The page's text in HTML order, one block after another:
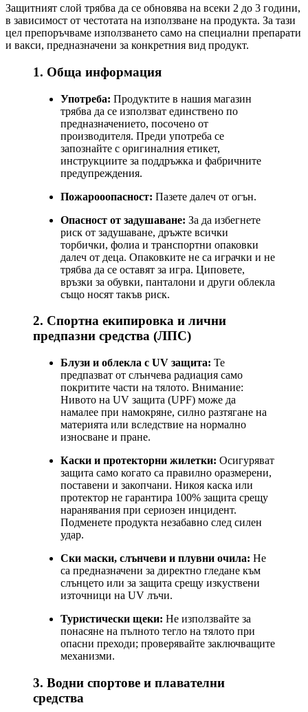
Защитният слой трябва да се обновява на всеки 2 до 3 години,
в зависимост от честотата на използване на продукта. За тази
цел препоръчваме използването само на специални препарати
и вакси, предназначени за конкретния вид продукт.
1. Обща информация
Употреба: Продуктите в нашия магазин
трябва да се използват единствено по
предназначението, посочено от
производителя. Преди употреба се
запознайте с оригиналния етикет,
инструкциите за поддръжка и фабричните
предупреждения.
Пожарооопасност: Пазете далеч от огън.
Опасност от задушаване: За да избегнете
риск от задушаване, дръжте всички
торбички, фолиа и транспортни опаковки
далеч от деца. Опаковките не са играчки и не
трябва да се оставят за игра. Циповете,
връзки за обувки, панталони и други облекла
също носят такъв риск.
2. Спортна екипировка и лични
предпазни средства (ЛПС)
Блузи и облекла с UV защита: Те
предпазват от слънчева радиация само
покритите части на тялото. Внимание:
Нивото на UV защита (UPF) може да
намалее при намокряне, силно разтягане на
материята или вследствие на нормално
износване и пране.
Каски и протекторни жилетки: Осигуряват
защита само когато са правилно оразмерени,
поставени и закопчани. Никоя каска или
протектор не гарантира 100% защита срещу
наранявания при сериозен инцидент.
Подменете продукта незабавно след силен
удар.
Ски маски, слънчеви и плувни очила: Не
са предназначени за директно гледане към
слънцето или за защита срещу изкуствени
източници на UV лъчи.
Туристически щеки: Не използвайте за
понасяне на пълното тегло на тялото при
опасни преходи; проверявайте заключващите
механизми.
3. Водни спортове и плавателни
средства